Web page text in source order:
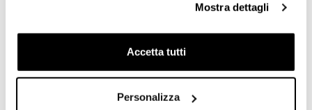
Mostra dettagli
Accetta tutti
Personalizza